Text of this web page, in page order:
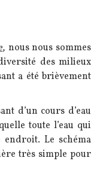
, nous nous sommes
des milieux
a été brièvement
d’un cours d’eau
toute l’eau qui
Le schéma
très simple pour